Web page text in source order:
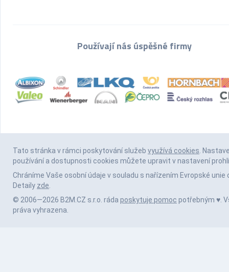
Používají nás úspěšné firmy
Tato stránka v rámci poskytování služeb využívá cookies.
používání a dostupnosti cookies můžete upravit v nastavení
Chráníme Vaše osobní údaje v souladu s nařízením Evropské unie
Detaily zde.
© 2006—2026 B2M.CZ s.r.o. ráda poskytuje pomoc potřebným ♥️.
práva vyhrazena.